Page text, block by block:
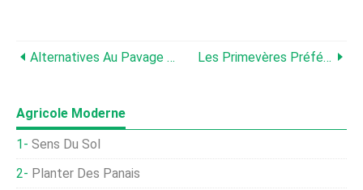
Alternatives Au Pavage De Jardin Les Primevères Préférées De Carol Klein
Agricole Moderne
Sens Du Sol
Planter Des Panais